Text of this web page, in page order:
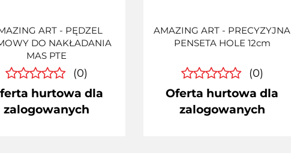
ART - PĘDZEL
DO NAKŁADANIA
MAS PTE
(0)
hurtowa dla
zalogowanych
AMAZING ART - PRECYZYJNA
PENSETA HOLE 12cm
(0)
Oferta hurtowa dla
zalogowanych